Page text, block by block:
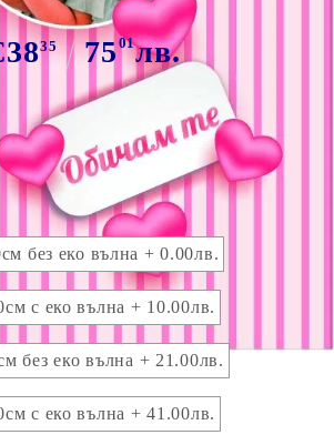
35 7501лв.
без еко вълна + 0.00лв.
с еко вълна + 10.00лв.
без еко вълна + 21.00лв.
с еко вълна + 41.00лв.